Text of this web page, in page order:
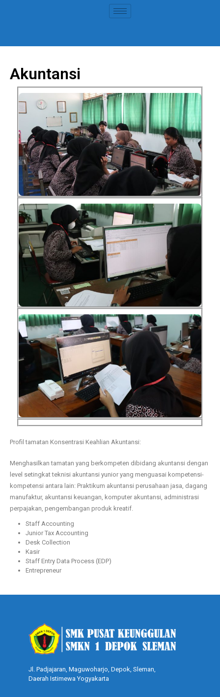
Akuntansi
Profil tamatan Konsentrasi Keahlian Akuntansi:
Menghasilkan tamatan yang berkompeten dibidang akuntansi dengan
level setingkat teknisi akuntansi yunior yang menguasai kompetensi-
kompetensi antara lain: Praktikum akuntansi perusahaan jasa, dagang
manufaktur, akuntansi keuangan, komputer akuntansi, administrasi
perpajakan, pengembangan produk kreatif.
Staff Accounting
Junior Tax Accounting
Desk Collection
Kasir
Staff Entry Data Process (EDP)
Entrepreneur
Jl. Padjajaran, Maguwoharjo, Depok, Sleman,
Daerah Istimewa Yogyakarta